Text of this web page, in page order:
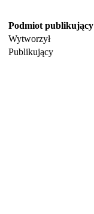
Podmiot publikujący
Wytworzył
Publikujący